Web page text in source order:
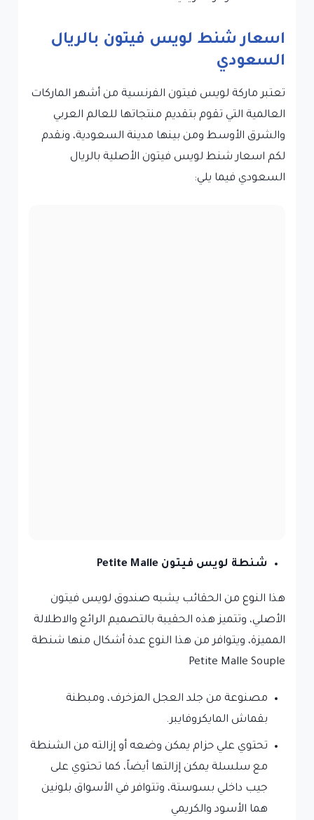
اسعار شنط لويس فيتون بالريال
السعودي
تعتبر ماركة لويس فيتون الفرنسية من أشهر الماركات
العالمية التي تقوم بتقديم منتجاتها للعالم العربي
والشرق الأوسط ومن بينها مدينة السعودية، ونقدم
لكم اسعار شنط لويس فيتون الأصلية بالريال
السعودي فيما يلي:
شنطة لويس فيتون Petite Malle
هذا النوع من الحقائب يشبه صندوق لويس فيتون
الأصلي، وتتميز هذه الحقيبة بالتصميم الرائع والاطلالة
المميزة، ويتوافر من هذا النوع عدة أشكال منها شنطة
Petite Malle Souple
مصنوعة من جلد العجل المزخرف، ومبطنة
بقماش المايكروفايبر.
تحتوي علي حزام يمكن وضعه أو إزالته من الشنطة
مع سلسلة يمكن إزالتها أيضاً، كما تحتوي على
جيب داخلي بسوستة، وتتوافر في الأسواق بلونين
هما الأسود والكريمي